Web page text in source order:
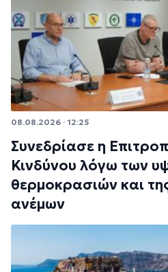
08.08.2026 · 12:25
Συνεδρίασε η
Κινδύνου λόγω των
θερμοκρασιών και
ανέμων